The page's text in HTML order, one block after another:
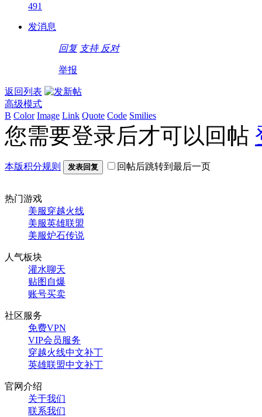
491
发消息
回复 支持 反对
举报
返回列表
高级模式
B Color Image Link Quote Code Smilies
您需要登录后才可以回帖
本版积分规则 发表回复 回帖后跳转到最后一页
热门游戏
美服穿越火线
美服英雄联盟
美服炉石传说
人气板块
灌水聊天
贴图自爆
账号买卖
社区服务
免费VPN
VIP会员服务
穿越火线中文补丁
英雄联盟中文补丁
官网介绍
关于我们
联系我们